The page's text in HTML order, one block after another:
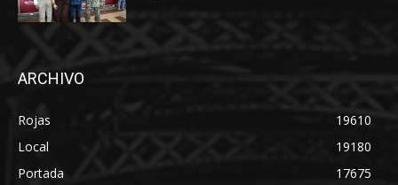
ARCHIVO
Rojas
19610
Local
19180
Portada
17675